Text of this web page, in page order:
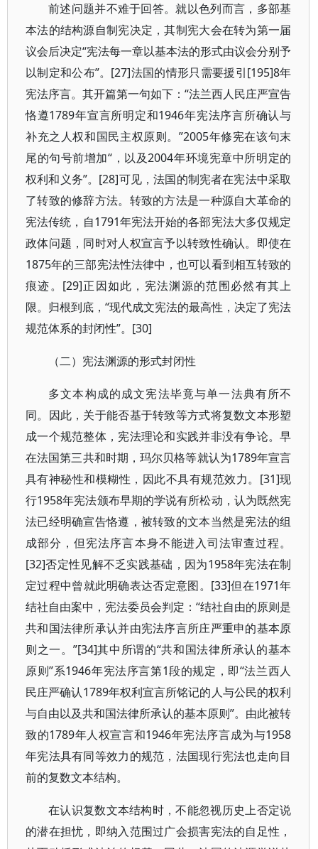
前述问题并不难于回答。就以色列而言，多部基
本法的结构源自制宪决定，其制宪大会在转为第一届
议会后决定“宪法每一章以基本法的形式由议会分别予
以制定和公布”。[27]法国的情形只需要援引[195]8年
宪法序言。其开篇第一句如下：“法兰西人民庄严宣告
恪遵1789年宣言所明定和1946年宪法序言所确认与
补充之人权和国民主权原则。”2005年修宪在该句末
尾的句号前增加“，以及2004年环境宪章中所明定的
权利和义务”。[28]可见，法国的制宪者在宪法中采取
了转致的修辞方法。转致的方法是一种源自大革命的
宪法传统，自1791年宪法开始的各部宪法大多仅规定
政体问题，同时对人权宣言予以转致性确认。即使在
1875年的三部宪法性法律中，也可以看到相互转致的
痕迹。[29]正因如此，宪法渊源的范围必然有其上
限。归根到底，“现代成文宪法的最高性，决定了宪法
规范体系的封闭性”。[30]
（二）宪法渊源的形式封闭性
多文本构成的成文宪法毕竟与单一法典有所不
同。因此，关于能否基于转致等方式将复数文本形塑
成一个规范整体，宪法理论和实践并非没有争论。早
在法国第三共和时期，玛尔贝格等就认为1789年宣言
具有神秘性和模糊性，因此不具有规范效力。[31]现
行1958年宪法颁布早期的学说有所松动，认为既然宪
法已经明确宣告恪遵，被转致的文本当然是宪法的组
成部分，但宪法序言本身不能进入司法审查过程。
[32]否定性见解不乏实践基础，因为1958年宪法在制
定过程中曾就此明确表达否定意图。[33]但在1971年
结社自由案中，宪法委员会判定：“结社自由的原则是
共和国法律所承认并由宪法序言所庄严重申的基本原
则之一。”[34]其中所谓的“共和国法律所承认的基本
原则”系1946年宪法序言第1段的规定，即“法兰西人
民庄严确认1789年权利宣言所铭记的人与公民的权利
与自由以及共和国法律所承认的基本原则”。由此被转
致的1789年人权宣言和1946年宪法序言成为与1958
年宪法具有同等效力的规范，法国现行宪法也走向目
前的复数文本结构。
在认识复数文本结构时，不能忽视历史上否定说
的潜在担忧，即纳入范围过广会损害宪法的自足性，